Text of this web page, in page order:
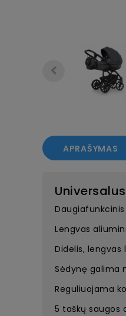
APRAŠYMAS
Lengvas
Didelis,
Sėdynę galima
Reguliuojama
5 taškų saugos